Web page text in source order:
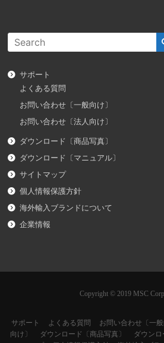
サポート
よくある質問
お問い合わせ〔一般向け〕
お問い合わせ〔法人向け〕
ダウンロード〔商品写真〕
ダウンロード〔マニュアル〕
サイトマップ
個人情報保護方針
海外輸入ブランドについて
企業情報
Copyright © 2019 MSC
サポート よくある質問 お問い合わせ〔一般
向け〕
ダウンロード〔商品写真〕 ダウンロ